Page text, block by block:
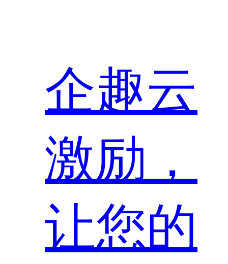
企趣云
激励，
让您的